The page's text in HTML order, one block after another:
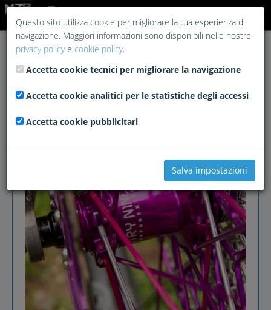
Questo sito utilizza cookie per migliorare la tua esperienza di
navigazione. Maggiori informazioni sono disponibili nelle nostre
privacy policye cookie policy.
Accetta cookie tecnici per migliorare la navigazione
Accetta cookie analitici per le statistiche degli accessi
Accetta cookie pubblicitari
Salva impostazioni